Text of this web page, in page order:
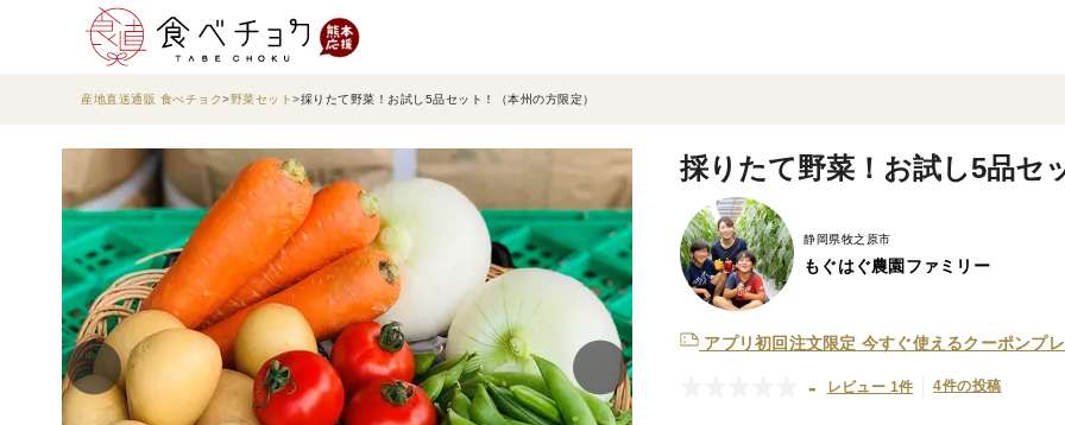
産地直送通販 食べチョク 野菜セット 採りたて野菜！お試し5品セット！（本州の方限定）
採りたて野菜！お試し5品セ
静岡県牧之原市
もぐはぐ農園ファミリー
アプリ初回注文限定 今すぐ使えるクーポンプ
- レビュー 1件 4件の投稿